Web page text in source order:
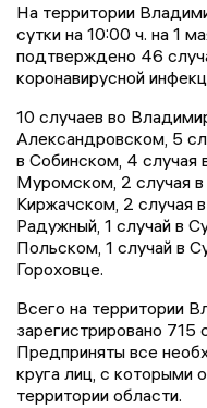
На территории
сутки на 10:00 ч. на 1
подтверждено 46
коронавирусной
10 случаев во
Александровском, 5
в Собинском, 4 случая
Муромском, 2 случая в
Киржачском, 2 случая
Радужный, 1 случай в
Польском, 1 случай в
Гороховце.
Всего на территории
зарегистрировано 715
Предприняты все
круга лиц, с которыми
территории области.